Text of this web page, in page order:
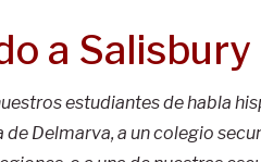
a
estudiantes de habla
Delmarva, a un colegio